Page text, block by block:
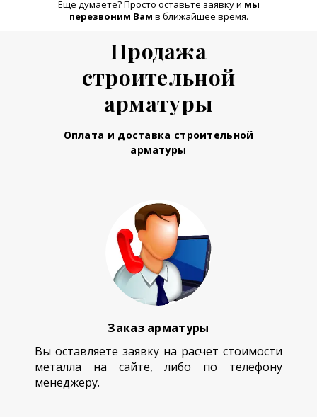
Еще думаете? Просто оставьте заявку и мы
перезвоним Вам в ближайшее время.
Продажа
строительной
арматуры
Оплата и доставка строительной
арматуры
Заказ арматуры
Вы оставляете заявку на расчет стоимости
металла на сайте, либо по телефону
менеджеру.